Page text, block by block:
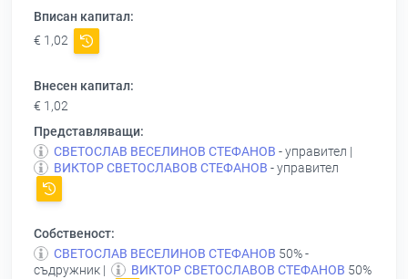
Вписан капитал:
€ 1,02
Внесен капитал:
€ 1,02
Представляващи:
СВЕТОСЛАВ ВЕСЕЛИНОВ СТЕФАНОВ - управител |
ВИКТОР СВЕТОСЛАВОВ СТЕФАНОВ - управител
Собственост:
СВЕТОСЛАВ ВЕСЕЛИНОВ СТЕФАНОВ 50% -
съдружник |
ВИКТОР СВЕТОСЛАВОВ СТЕФАНОВ 50%